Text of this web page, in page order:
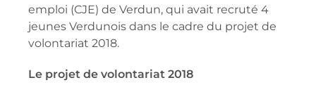
emploi (CJE) de Verdun, qui avait recruté 4
jeunes Verdunois dans le cadre du projet de
volontariat 2018.
Le projet de volontariat 2018